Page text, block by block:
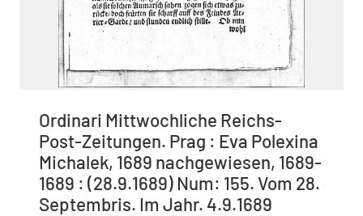
Ordinari Mittwochliche Reichs-
Post-Zeitungen. Prag : Eva Polexina
Michalek, 1689 nachgewiesen, 1689-
1689 : (28.9.1689) Num: 155. Vom 28.
Septembris. Im Jahr. 4.9.1689